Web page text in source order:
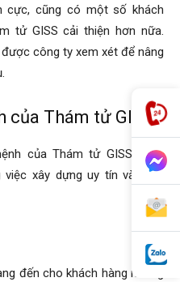
cực, cũng có một số khách
tử GISS cải thiện hơn nữa.
công ty xem xét để nâng
của Thám tử GISS
của Thám tử GISS cũng
xây dựng uy tín và chất
đến cho khách hàng những